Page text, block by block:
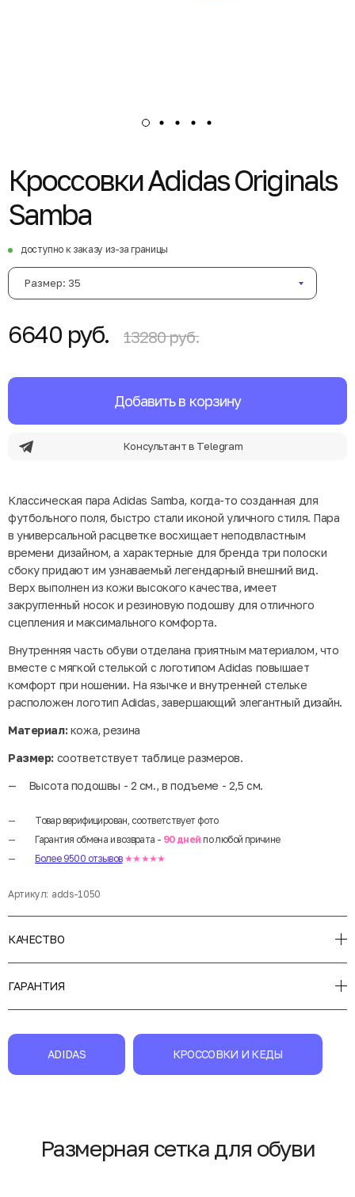
Кроссовки Adidas Originals
Samba
доступно к заказу из-за границы
Размер: 35
6640 руб. 13280 руб.
Добавить в корзину
Консультант в Telegram
Классическая пара Adidas Samba, когда-то созданная для
футбольного поля, быстро стали иконой уличного стиля. Пара
в универсальной расцветке восхищает неподвластным
времени дизайном, а характерные для бренда три полоски
сбоку придают им узнаваемый легендарный внешний вид.
Верх выполнен из кожи высокого качества, имеет
закругленный носок и резиновую подошву для отличного
сцепления и максимального комфорта.
Внутренняя часть обуви отделана приятным материалом, что
вместе с мягкой стелькой с логотипом Adidas повышает
комфорт при ношении. На язычке и внутренней стельке
расположен логотип Adidas, завершающий элегантный дизайн.
Материал:кожа, резина
Размер: соответствует таблице размеров.
Высота подошвы - 2 см., в подъеме - 2,5 см.
Товар верифицирован, соответствует фото
Гарантия обмена и возврата - 90 дней по любой причине
Более 9500 отзывов ★★★★★
Артикул: adds-1050
КАЧЕСТВО
ГАРАНТИЯ
ADIDAS КРОССОВКИ И КЕДЫ
Размерная сетка для обуви